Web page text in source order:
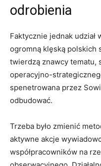
odrobienia
Faktycznie jednak udział
ogromną klęską polskich
twierdzą znawcy tematu,
operacyjno-
spenetrowana przez
odbudować.
Trzeba było zmienić
aktywne akcje
współpracowników na